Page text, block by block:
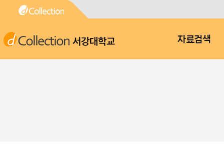
서강대학교 자료검색